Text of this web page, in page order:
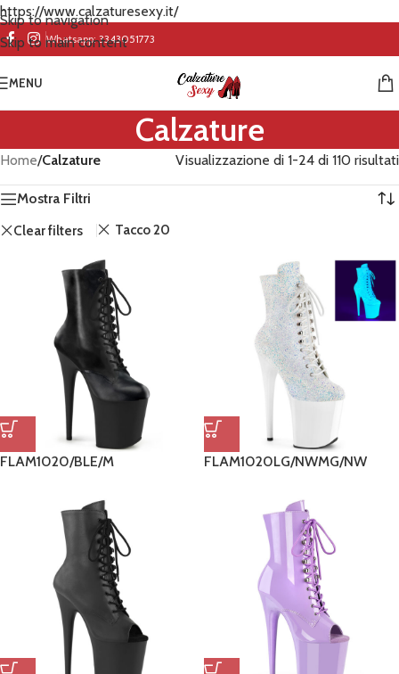
https://www.calzaturesexy.it/
Skip to navigation
Skip to main content
Whatsapp:3343051773
MENU
Calzature
Home/Calzature Visualizzazione di 1-24 di 110 risultati
Mostra Filtri
Clear filters
Tacco 20
FLAM1020/BLE/M FLAM1020LG/NWMG/NW